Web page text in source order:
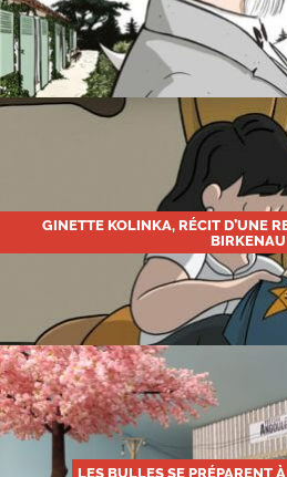
GINETTE KOLINKA, RÉCIT D’UNE
BIRKENAU
LES BULLES SE PRÉPARENT